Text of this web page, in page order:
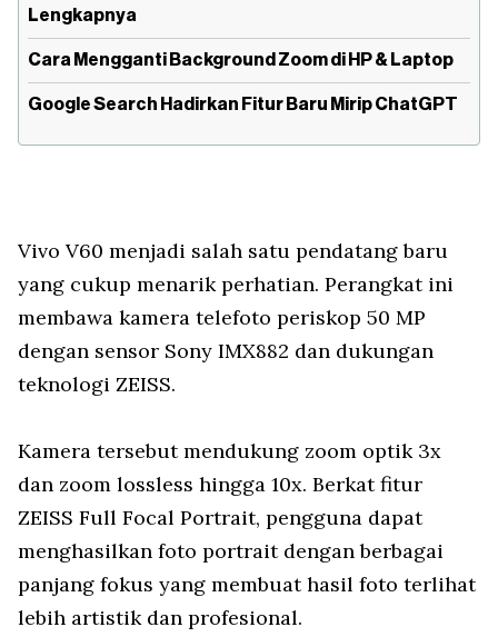
Lengkapnya
Cara Mengganti Background Zoom di HP & Laptop
Google Search Hadirkan Fitur Baru Mirip ChatGPT
Vivo V60 menjadi salah satu pendatang baru
yang cukup menarik perhatian. Perangkat ini
membawa kamera telefoto periskop 50 MP
dengan sensor Sony IMX882 dan dukungan
teknologi ZEISS.
Kamera tersebut mendukung zoom optik 3x
dan zoom lossless hingga 10x. Berkat fitur
ZEISS Full Focal Portrait, pengguna dapat
menghasilkan foto portrait dengan berbagai
panjang fokus yang membuat hasil foto terlihat
lebih artistik dan profesional.